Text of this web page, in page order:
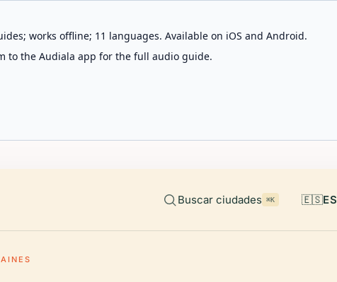
works offline; 11 languages. Available on iOS and Android.
to the Audiala app for the full audio guide.
Buscar ciudades ⌘K 🇪🇸ES